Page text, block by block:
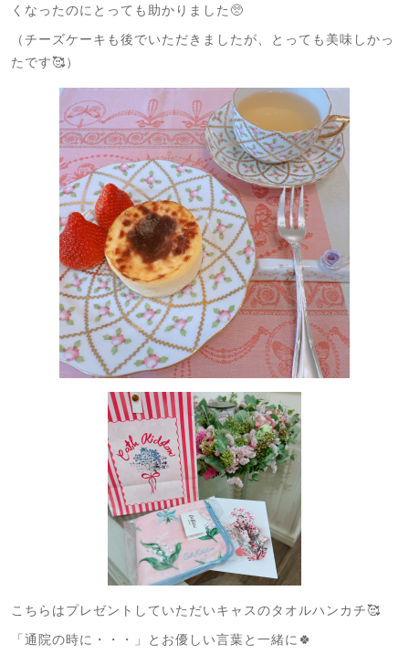
くなったのにとっても助かりました🥺
（チーズケーキも後でいただきましたが、とっても美味しかっ
たです🥰）
こちらはプレゼントしていただいキャスのタオルハンカチ🥰
「通院の時に・・・」とお優しい言葉と一緒に🍀